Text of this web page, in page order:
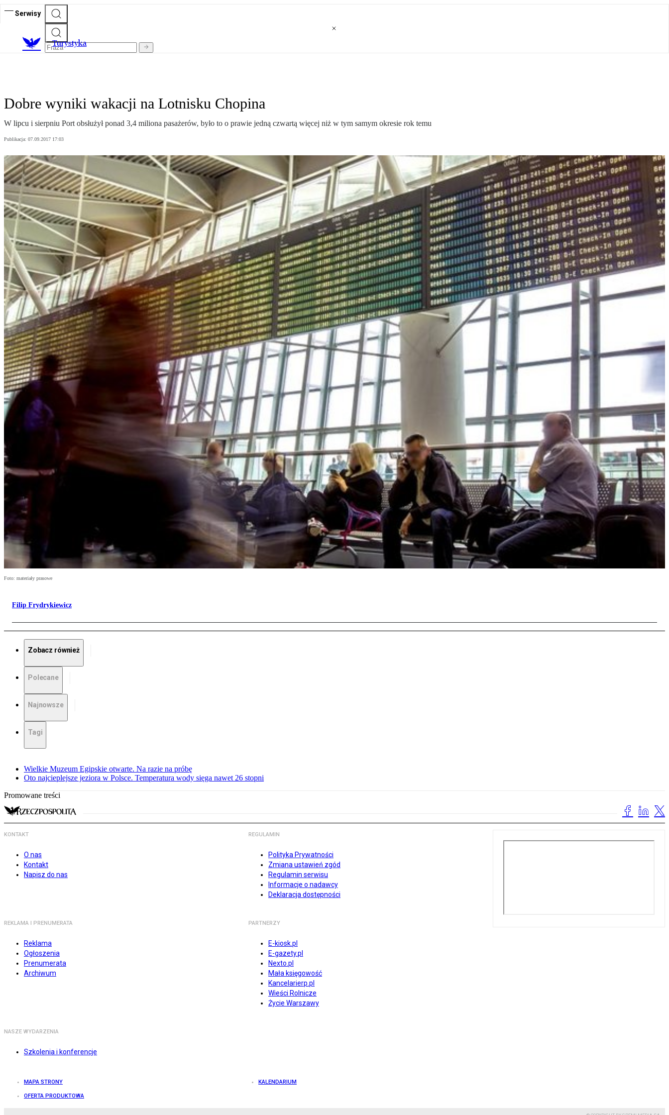
Serwisy
Turystyka
Dobre wyniki wakacji na Lotnisku Chopina
W lipcu i sierpniu Port obsłużył ponad 3,4 miliona pasażerów, było to o prawie jedną czwartą więcej niż w tym samym okresie rok temu
Publikacja: 07.09.2017 17:03
Foto: materiały prasowe
Filip Frydrykiewicz
Zobacz również
Polecane
Najnowsze
Tagi
Wielkie Muzeum Egipskie otwarte. Na razie na próbę
Oto najcieplejsze jeziora w Polsce. Temperatura wody sięga nawet 26 stopni
Promowane treści
KONTAKT
O nas
Kontakt
Napisz do nas
REGULAMIN
Polityka Prywatności
Zmiana ustawień zgód
Regulamin serwisu
Informacje o nadawcy
Deklaracja dostępności
REKLAMA I PRENUMERATA
Reklama
Ogłoszenia
Prenumerata
Archiwum
PARTNERZY
E-kiosk.pl
E-gazety.pl
Nexto.pl
Mała księgowość
Kancelarierp.pl
Wieści Rolnicze
Życie Warszawy
NASZE WYDARZENIA
Szkolenia i konferencje
MAPA STRONY KALENDARIUM
OFERTA PRODUKTOWA